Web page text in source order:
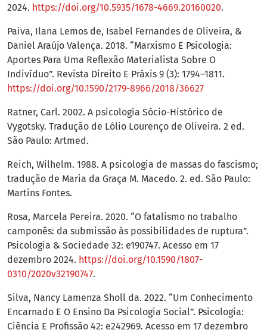
2024. https://doi.org/10.5935/1678-4669.20160020.
Paiva, Ilana Lemos de, Isabel Fernandes de Oliveira, &
Daniel Araújo Valença. 2018. “Marxismo E Psicologia:
Aportes Para Uma Reflexão Materialista Sobre O
Indivíduo”. Revista Direito E Práxis 9 (3): 1794–1811.
https://doi.org/10.1590/2179-8966/2018/36627
Ratner, Carl. 2002. A psicologia Sócio-Histórico de
Vygotsky. Tradução de Lólio Lourenço de Oliveira. 2 ed.
São Paulo: Artmed.
Reich, Wilhelm. 1988. A psicologia de massas do fascismo;
tradução de Maria da Graça M. Macedo. 2. ed. São Paulo:
Martins Fontes.
Rosa, Marcela Pereira. 2020. “O fatalismo no trabalho
camponês: da submissão às possibilidades de ruptura”.
Psicologia & Sociedade 32: e190747. Acesso em 17
dezembro 2024. https://doi.org/10.1590/1807-
0310/2020v32190747.
Silva, Nancy Lamenza Sholl da. 2022. “Um Conhecimento
Encarnado E O Ensino Da Psicologia Social”. Psicologia:
Ciência E Profissão 42: e242969. Acesso em 17 dezembro